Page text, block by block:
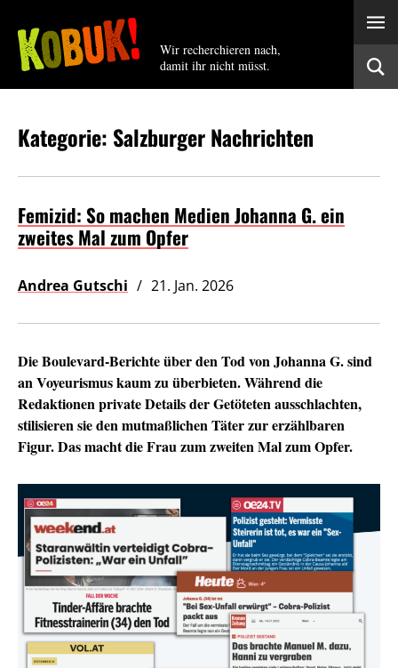
Wir recherchieren nach,
damit ihr nicht müsst.
Kategorie: Salzburger Nachrichten
Femizid: So machen Medien Johanna G. ein
zweites Mal zum Opfer
Andrea Gutschi 21. Jan. 2026
Die Boulevard-Berichte über den Tod von Johanna G. sind
an Voyeurismus kaum zu überbieten. Während die
Redaktionen private Details der Getöteten ausschlachten,
stilisieren sie denmutmaßlichen Täter zur erzählbaren
Figur. Das macht die Frau zum zweiten Mal zum Opfer.